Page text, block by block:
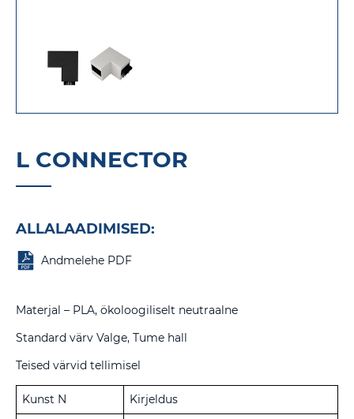
L CONNECTOR
Eelised ja allalaadimised
ALLALAADIMISED:
Andmelehe PDF
Materjal – PLA, ökoloogiliselt neutraalne
Standard värv Valge, Tume hall
Teised värvid tellimisel
Kunst N
Kirjeldus